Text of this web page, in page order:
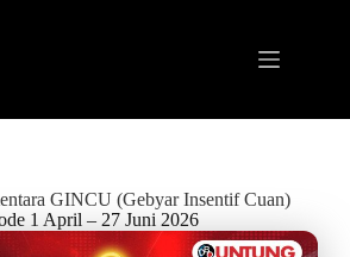
GINCU (Gebyar Insentif Cuan)
1 April – 27 Juni 2026